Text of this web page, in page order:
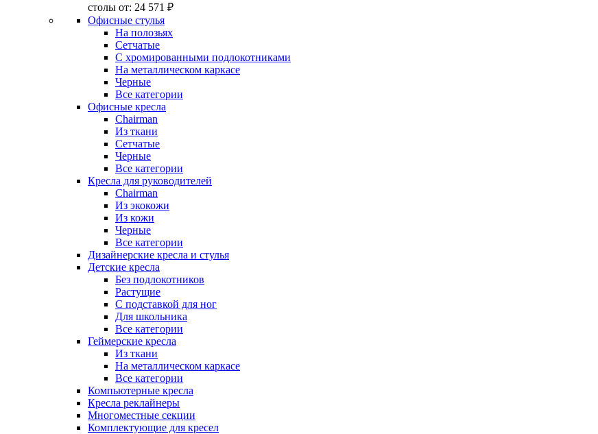
столы от: 24 571 ₽
Офисные стулья
На полозьях
Сетчатые
С хромированными подлокотниками
На металлическом каркасе
Черные
Все категории
Офисные кресла
Chairman
Из ткани
Сетчатые
Черные
Все категории
Кресла для руководителей
Chairman
Из экокожи
Из кожи
Черные
Все категории
Дизайнерские кресла и стулья
Детские кресла
Без подлокотников
Растущие
С подставкой для ног
Для школьника
Все категории
Геймерские кресла
Из ткани
На металлическом каркасе
Все категории
Компьютерные кресла
Кресла реклайнеры
Многоместные секции
Комплектующие для кресел